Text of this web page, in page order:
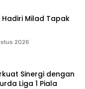
Milad Tapak
2026
Sinergi dengan
Liga 1 Piala